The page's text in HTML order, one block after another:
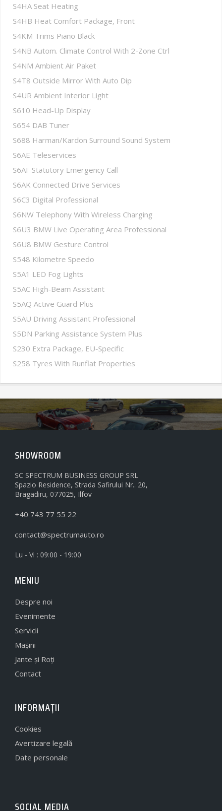
S4HA Seat Heating
S4HB Heat Comfort Package, Front
S4KM Trims Piano Black
S4NB Autom. Climate Control With 2-Zone Ctrl
S4NM Ambient Air Paket
S4T8 Outside Mirror With Auto Dip
S4UR Ambient Interior Light
S610 Head-Up Display
S654 DAB Tuner
S688 Harman/Kardon Surround Sound System
S6AE Teleservices
S6AF Statutory Emergency Call
S6AK Connected Drive Services
S6C3 Digital Professional
S6NW Telephony With Wireless Charging
S6U3 BMW Live Operating Area Professional
S6U8 BMW Gesture Control
S548 Kilometre Speedo
S5A1 LED Fog Lights
S5AC High-Beam Assistant
S5AQ Active Guard Plus
S5AU Driving Assistant Professional
S5DN Parking Assistance System Plus
S230 Extra Package, EU-Specific
S258 Tyres With Runflat Properties
SHOWROOM
SC SPECTRUM BUSINESS GROUP SRL
Spazio Residence, Strada Safirului Nr.. 20,
Bragadiru, 077025, Ilfov
+40 743 77 55 22
contact@spectrumauto.ro
Lu - Vi : 09:00 - 19:00
MENIU
Despre noi
Evenimente
Servicii
Mașini
Jante și Roți
Contact
INFORMAȚII
Cookies
Avertizare legală
Date personale
SOCIAL MEDIA